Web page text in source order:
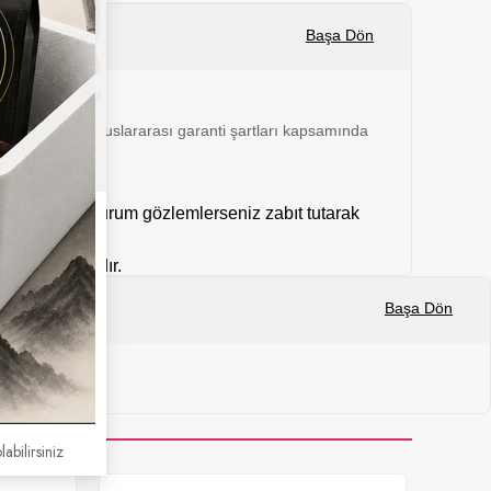
Başa Dön
ay boyunca uluslararası garanti şartları kapsamında
dışı bir durum gözlemlerseniz zabıt tutarak
Başa Dön